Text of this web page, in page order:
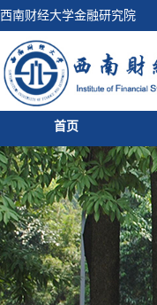
西南财经大学金融研究院
首页